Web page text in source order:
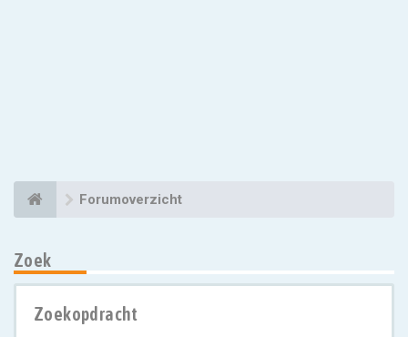
Forumoverzicht
Zoek
Zoekopdracht